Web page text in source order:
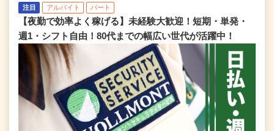
注目 アルバイト パート
【夜勤で効率よく稼げる】未経験大歓迎！短期・単発・
週1・シフト自由！80代までの幅広い世代が活躍中！